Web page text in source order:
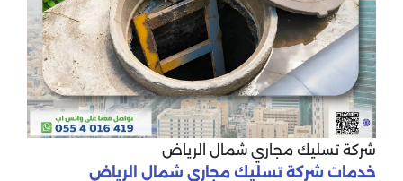
شركة تسليك مجاري شمال الرياض
خدمات شركة تسليك مجاري شمال الرياض